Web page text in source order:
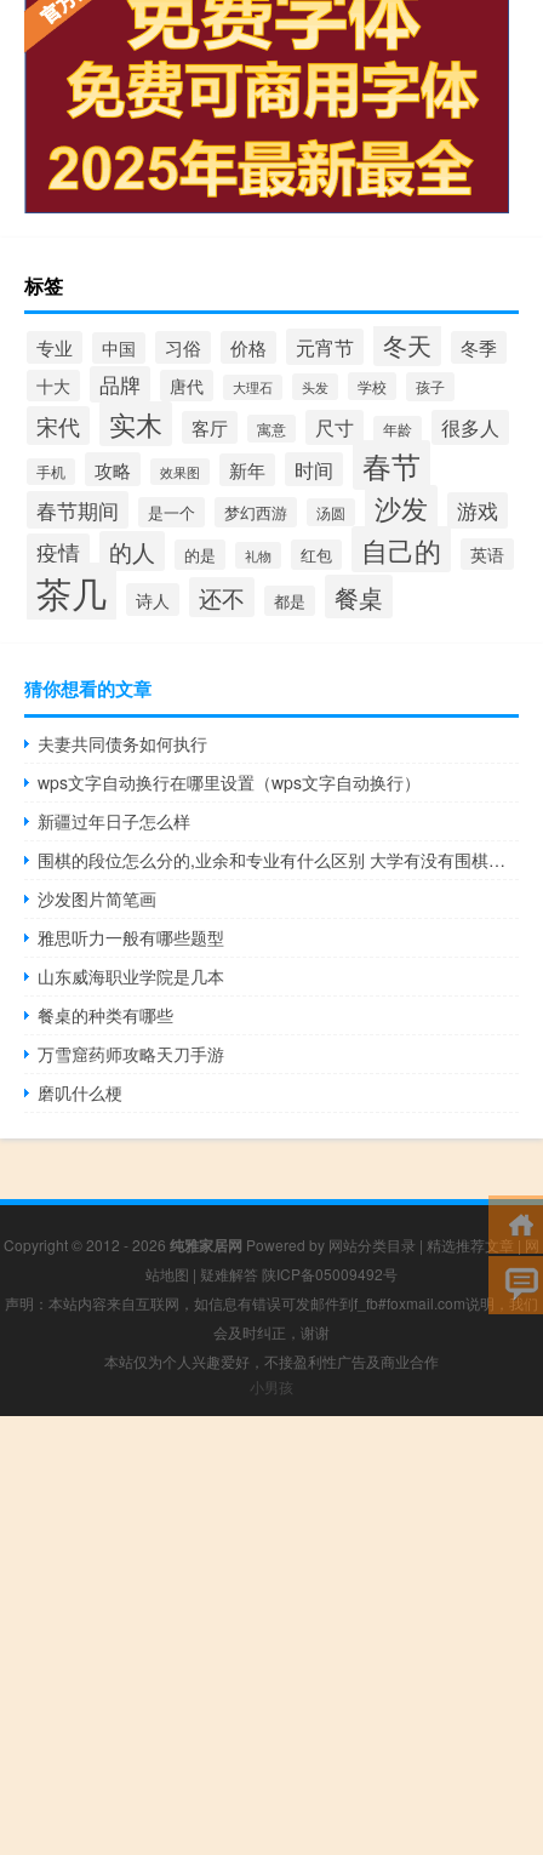
标签
专业 中国 习俗 价格 元宵节 冬天 冬季
十大 品牌 唐代 大理石 头发 学校 孩子
宋代 实木 客厅 寓意 尺寸 年龄 很多人
手机 攻略 效果图 新年 时间 春节
春节期间 是一个 梦幻西游 汤圆 沙发 游戏
疫情 的人 的是 礼物 红包 自己的 英语
茶几 诗人 还不 都是 餐桌
猜你想看的文章
夫妻共同债务如何执行
wps文字自动换行在哪里设置（wps文字自动换行）
新疆过年日子怎么样
围棋的段位怎么分的,业余和专业有什么区别 大学有没有围棋的专业
沙发图片简笔画
雅思听力一般有哪些题型
山东威海职业学院是几本
餐桌的种类有哪些
万雪窟药师攻略天刀手游
磨叽什么梗
Copyright © 2012 - 2026 纯雅家居网 Powered by 网站分类目录 | 精选推荐文章 | 网
站地图 | 疑难解答 陕ICP备05009492号
声明：本站内容来自互联网，如信息有错误可发邮件到f_fb#foxmail.com说明，我们
会及时纠正，谢谢
本站仅为个人兴趣爱好，不接盈利性广告及商业合作
小男孩